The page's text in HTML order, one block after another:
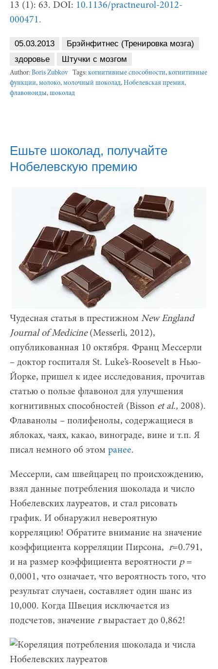
13 (1): 63. DOI: 10.1136/practneurol-2012-
000471.
05.03.2013
Брэйнфитнес (Тренировка мозга)
здоровье
Штучки с мозгом
Author: Boris Zubkov Tags: когнитивные способности, когнитивные
функции, молоко, молочный шоколад, Нобелевская премия,
флавоноиды, шоколад
Ешьте шоколад, получайте
Нобелевскую премию
Чудесная статья в престижном New England
Journal of Medicine (Messerli, 2012),
опубликованная 10 октября. Франц Мессерли
– доктор госпиталя St. Luke’s-Roosevelt в Нью-
Йорке, пришел к идее исследования, прочитав
статью о пользе флавонол для улучшения
когнитивных способностей (Bisson et al., 2008).
Флаванолы – полифенолы, содержащиеся в
яблоках, чаях, какао, винограде, вине и т.п. Я
писал немного об этом ранее.
Мессерли, сам швейцарец по происхождению,
взял данные потребления шоколада и число
Нобелевских лауреатов, и стал рисовать
график. И обнаружил невероятную
корреляцию! Обратите внимание на значение
коэффициента корреляции Пирсона, r=0.791,
и на размер коэффициента вероятности p=
0,0001, что означает, что вероятность того, что
результат случаен, составляет один шанс из
10,000. Когда Швеция исключается из
подсчетов, значение rвырастает до 0,862!